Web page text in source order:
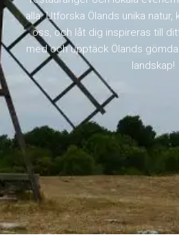
alla. Utforska Ölands unika
oss, och låt dig inspireras till
med och upptäck Ölands
landskap!